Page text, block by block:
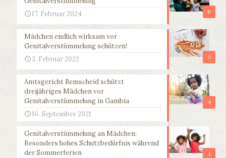
0
17. Februar 2024
0
Mädchen endlich wirksam vor
Genitalverstümmelung schützen!
3. Februar 2022
4
Amtsgericht Remscheid schützt
dreijähriges Mädchen vor
Genitalverstümmelung in Gambia
16. September 2021
1
Genitalverstümmelung an Mädchen:
Besonders hohes Schutzbedürfnis während
der Sommerferien